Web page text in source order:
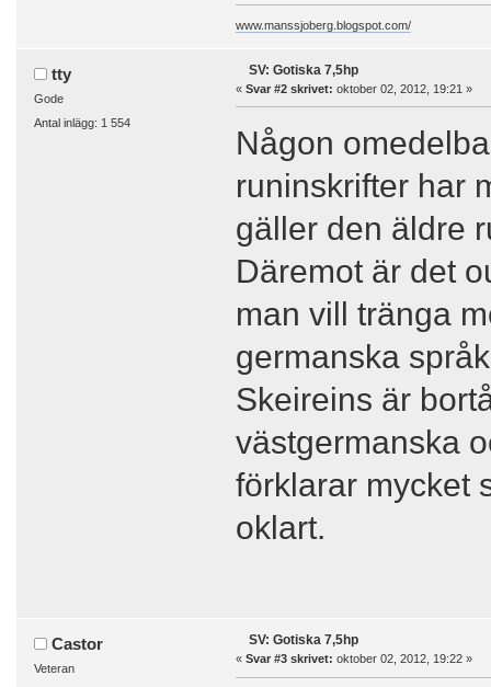
www.manssjoberg.blogspot.com/
tty
Gode
Antal inlägg: 1 554
SV: Gotiska 7,5hp
« Svar #2 skrivet: oktober 02, 2012, 19:21 »
Någon
runinskrifter har
gäller den äldre
Däremot är det
man vill tränga
germanska
Skeireins är
västgermanska
förklarar mycket
oklart.
Castor
Veteran
SV: Gotiska 7,5hp
« Svar #3 skrivet: oktober 02, 2012, 19:22 »